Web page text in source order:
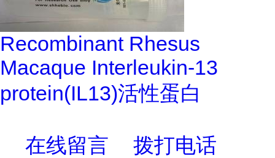
Recombinant Rhesus
Macaque Interleukin-13
protein(IL13)活性蛋白
在线留言 拨打电话